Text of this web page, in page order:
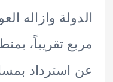
تقريباً، بمنطقة
بمساحة